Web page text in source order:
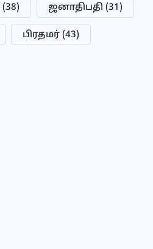
(38) ஜனாதிபதி (31)
பிரதமர் (43)